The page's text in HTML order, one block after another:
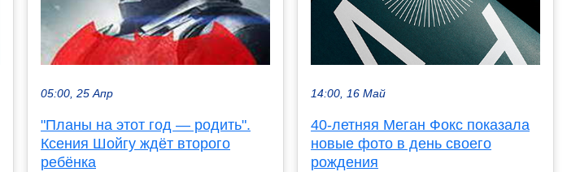
05:00, 25 Апр
"Планы на этот год — родить".
Ксения Шойгу ждёт второго
ребёнка
14:00, 16 Май
40-летняя Меган Фокс показала
новые фото в день своего
рождения